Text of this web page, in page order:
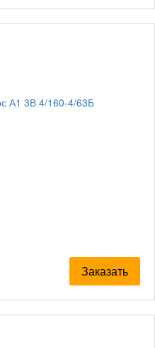
Заказать